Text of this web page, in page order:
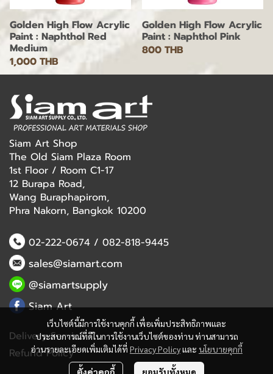
Golden High Flow Acrylic
Paint : Naphthol Red
Medium
1,000 THB
Golden High Flow Acrylic
Paint : Naphthol Pink
800 THB
เว็บไซต์นี้มีการใช้งานคุกกี้ เพื่อเพิ่มประสิทธิภาพและ
ประสบการณ์ที่ดีในการใช้งานเว็บไซต์ของท่าน ท่านสามารถ
อ่านรายละเอียดเพิ่มเติมได้ที่ Privacy Policyและ นโยบายคุกกี้
ตั้งค่าคุกกี้ ยอมรับทั้งหมด
Siam Art Shop
The Old Siam Plaza Room
1st Floor / Room C1-17
12 Burapa Road,
Wang Buraphapirom,
Phra Nakorn, Bangkok 10200
02-222-0674/ 082-818-9445
sales@siamart.com
@siamartsupply
Siam Art
Delivery Service
Refund Policy